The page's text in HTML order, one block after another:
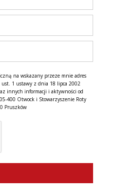
na wskazany przeze mnie adres
1 ustawy z dnia 18 lipca 2002
innych informacji i aktywności od
400 Otwock i Stowarzyszenie Roty
Pruszków